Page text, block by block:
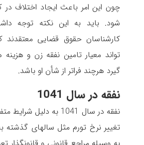
چون این امر باعث ایجاد اختلاف در
شود. باید به این نکته توجه
کارشناسان حقوق قضایی
تواند معیار تامین نفقه زن و هزینه
گیرد هرچند فراتر از شأن او باشد.
نفقه در سال 1041
نفقه در سال 1041 به دلیل
تغییر نرخ تورم مثل سالهای